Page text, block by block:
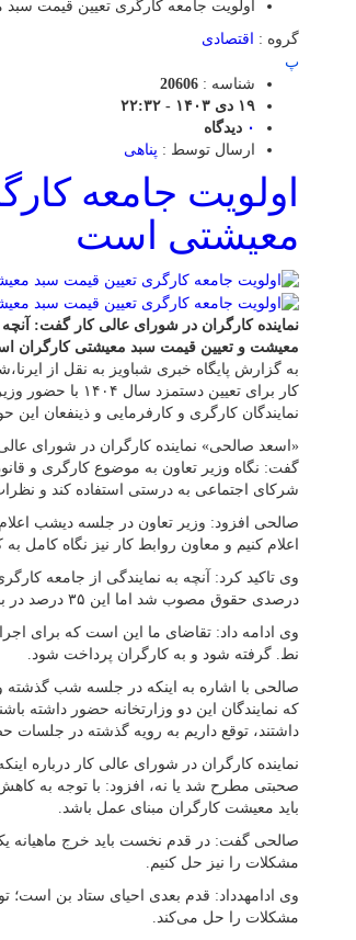
اولویت جامعه کارگری تعیین قیمت
گروه :
اقتصادی
پ
شناسه : 20606
۱۹ دی ۱۴۰۳ - ۲۲:۳۲
۰ دیدگاه
ارسال توسط : پناهی
اولویت جامعه
معیشتی است
نماینده کارگران در شورای عالی کار گفت: آنچه
معیشت و تعیین قیمت سبد معیشتی کارگران
کار برای تعیین
نمایندگان کارگری و کارفرمایی و ذینفعان این
«اسعد صالحی» نماینده کارگران در شورای
گفت: نگاه وزیر تعاون به موضوع کارگری و
شرکای اجتماعی به درستی استفاده کند و
صالحی افزود: وزیر تعاون در جلسه دیشب
اعلام کنیم و معاون روابط کار نیز نگاه کامل
درصدی حقوق مصوب شد اما این ۳۵ درصد در بخش حق مسکن اعمال نشد.
نط. گرفته شود و به کارگران پرداخت شود.
صالحی با اشاره به اینکه در جلسه شب گذشته
که نمایندگان این دو وزارتخانه حضور داشته
داشتند، توقع داریم به رویه گذشته در جلسات
نماینده کارگران در شورای عالی کار درباره
صحبتی مطرح شد یا نه، افزود: با توجه به
باید معیشت کارگران مبنای عمل باشد.
صالحی گفت: در قدم نخست باید خرج ماهیانه
مشکلات را نیز حل کنیم.
وی ادامهدداد: قدم بعدی احیای ستاد بن است؛
مشکلات را حل می‌کند.